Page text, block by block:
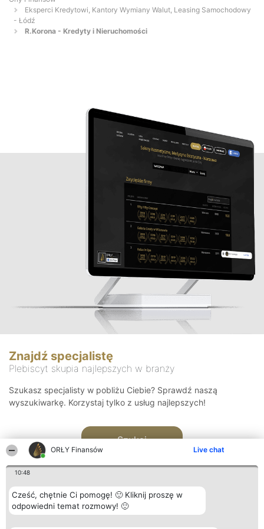
ORŁY Finansów Live chat
10:48
Cześć, chętnie Ci pomogę! 🙂 Kliknij proszę w
odpowiedni temat rozmowy! 🙂
Eksperci Kredytowi, Kantory Wymiany Walut, Leasing Samochodowy
- Łódź
R.Korona - Kredyty i Nieruchomości
Znajdź specjalistę
Plebiscyt skupia najlepszych w branży
Szukasz specjalisty w pobliżu Ciebie? Sprawdź naszą
wyszukiwarkę. Korzystaj tylko z usług najlepszych!
Szukaj
Organizator plebiscytu Plebiscyt Kontakt